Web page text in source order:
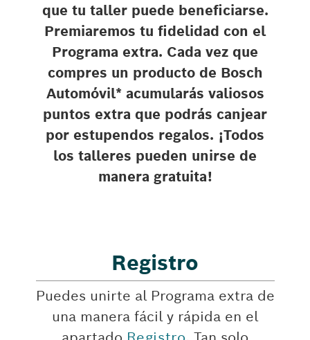
que tu taller puede beneficiarse.
Premiaremos tu fidelidad con el
Programa extra. Cada vez que
compres un producto de Bosch
Automóvil* acumularás valiosos
puntos extra que podrás canjear
por estupendos regalos. ¡Todos
los talleres pueden unirse de
manera gratuita!
Registro
Puedes unirte al Programa extra de
una manera fácil y rápida en el